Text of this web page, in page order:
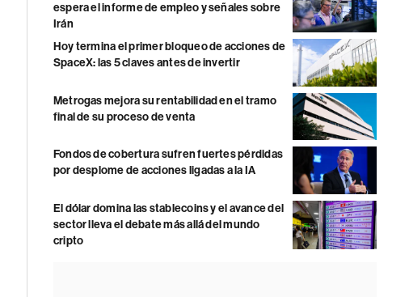
espera el informe de empleo y señales sobre
Irán
Hoy termina el primer bloqueo de acciones de
SpaceX: las 5 claves antes de invertir
Metrogas mejora su rentabilidad en el tramo
final de su proceso de venta
Fondos de cobertura sufren fuertes pérdidas
por desplome de acciones ligadas a la IA
El dólar domina las stablecoins y el avance del
sector lleva el debate más allá del mundo
cripto